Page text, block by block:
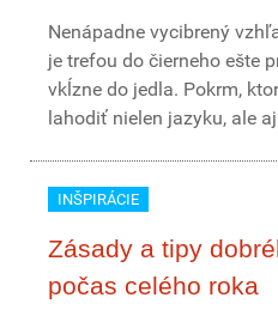
Nenápadne vycibrený
je trefou do čierneho ešte
vkĺzne do jedla. Pokrm,
lahodiť nielen jazyku, ale
INŠPIRÁCIE
Zásady a tipy
počas celého roka